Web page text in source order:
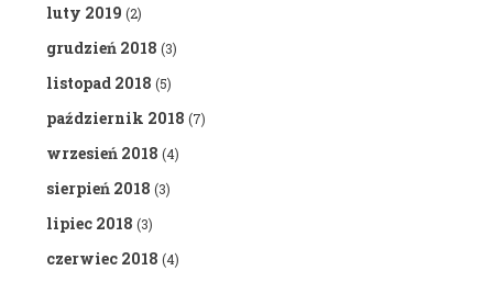
luty 2019 (2)
grudzień 2018 (3)
listopad 2018 (5)
październik 2018 (7)
wrzesień 2018 (4)
sierpień 2018 (3)
lipiec 2018 (3)
czerwiec 2018 (4)